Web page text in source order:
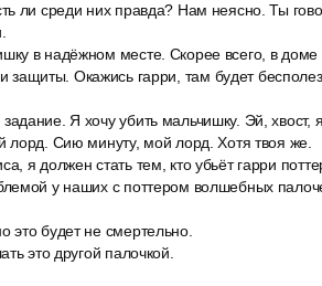
ли среди них правда? Нам неясно. Ты
в надёжном месте. Скорее всего, в
Окажись гарри, там будет
Я хочу убить мальчишку. Эй, хвост,
лорд. Сию минуту, мой лорд. Хотя твоя же.
я должен стать тем, кто убьёт гарри
у наших с поттером волшебных
будет не смертельно.
это другой палочкой.